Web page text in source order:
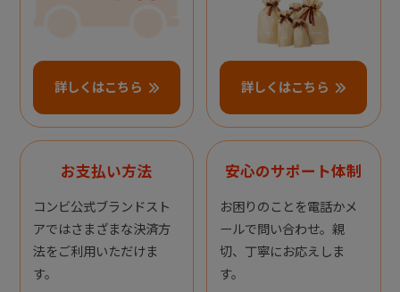
詳しくはこちら 詳しくはこちら
お支払い方法
コンビ公式ブランドスト
アではさまざまな決済方
法をご利用いただけま
す。
安心のサポート体制
お困りのことを電話かメ
ールで問い合わせ。親
切、丁寧にお応えしま
す。